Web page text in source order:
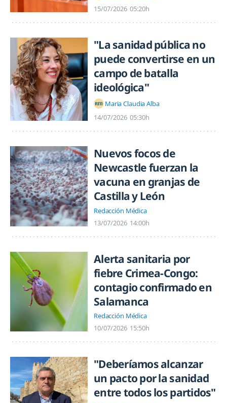
15/07/2026 05:20h
"La sanidad pública no
puede convertirse en un
campo de batalla
ideológica"
Maria Claudia Alba
14/07/2026 05:30h
Nuevos focos de
Newcastle fuerzan la
vacuna en granjas de
Castilla y León
Redacción Médica
13/07/2026 14:00h
Alerta sanitaria por
fiebre Crimea-Congo:
contagio confirmado en
Salamanca
Redacción Médica
10/07/2026 15:50h
"Deberíamos alcanzar
un pacto por la sanidad
entre todos los partidos"